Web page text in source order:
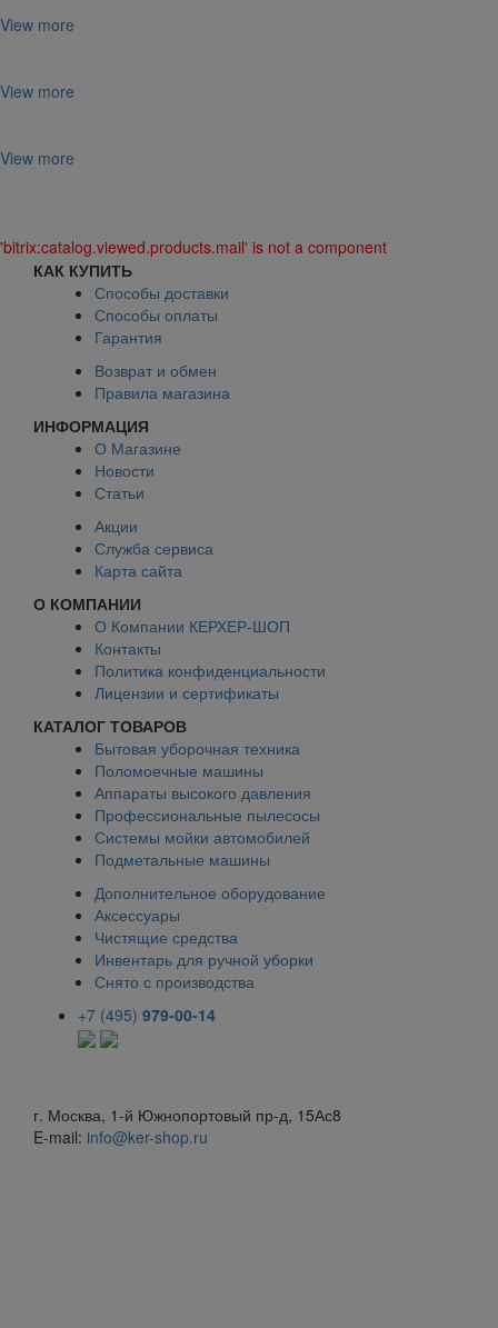
View more
View more
View more
'bitrix:catalog.viewed.products.mail' is not a component
КАК КУПИТЬ
Способы доставки
Способы оплаты
Гарантия
Возврат и обмен
Правила магазина
ИНФОРМАЦИЯ
О Магазине
Новости
Статьи
Акции
Служба сервиса
Карта сайта
О КОМПАНИИ
О Компании КЕРХЕР-ШОП
Контакты
Политика конфиденциальности
Лицензии и сертификаты
КАТАЛОГ ТОВАРОВ
Бытовая уборочная техника
Поломоечные машины
Аппараты высокого давления
Профессиональные пылесосы
Системы мойки автомобилей
Подметальные машины
Дополнительное оборудование
Аксессуары
Чистящие средства
Инвентарь для ручной уборки
Снято с производства
+7 (495) 979-00-14
г. Москва, 1-й Южнопортовый пр-д, 15Ас8
E-mail: info@ker-shop.ru